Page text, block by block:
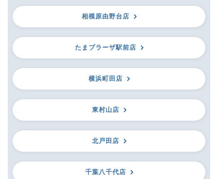
相模原由野台店
たまプラーザ駅前店
横浜町田店
東村山店
北戸田店
千葉八千代店